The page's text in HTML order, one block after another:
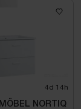
4d 14h
NORTIQ